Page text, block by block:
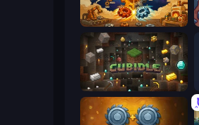
Gear Factory
Cubidle